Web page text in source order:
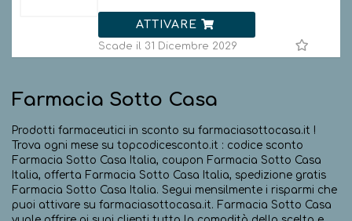
ATTIVARE
Scade il 31 Dicembre 2029
Farmacia Sotto Casa
Prodotti farmaceutici in sconto su farmaciasottocasa.it !
Trova ogni mese su topcodicesconto.it : codice sconto
Farmacia Sotto Casa Italia, coupon Farmacia Sotto Casa
Italia, offerta Farmacia Sotto Casa Italia, spedizione gratis
Farmacia Sotto Casa Italia. Segui mensilmente i risparmi che
puoi attivare su farmaciasottocasa.it. Farmacia Sotto Casa